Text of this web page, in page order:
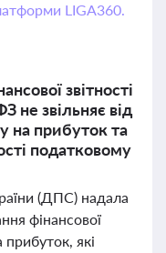
LIGA360.
звітності
не звільняє від
на прибуток та
податковому
(ДПС) надала
фінансової
прибуток, які